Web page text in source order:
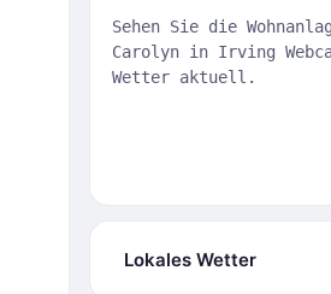
Sehen Sie die
Carolyn in Irving
Wetter aktuell.
Lokales Wetter